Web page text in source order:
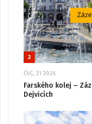
2
ČVC, 31 2026
Farského kolej –
Dejvicích